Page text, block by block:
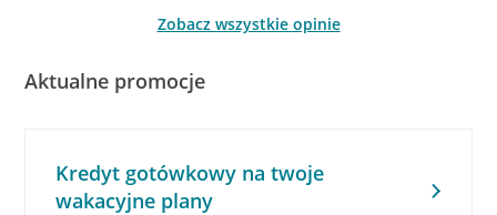
Zobacz wszystkie opinie
Aktualne promocje
Kredyt gotówkowy na twoje
wakacyjne plany